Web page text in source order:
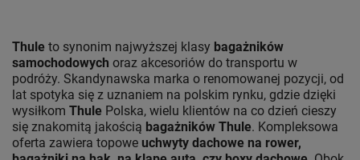
Thule to synonim najwyższej klasy bagażników
samochodowych oraz akcesoriów do transportu w
podróży. Skandynawska marka o renomowanej pozycji, od
lat spotyka się z uznaniem na polskim rynku, gdzie dzięki
wysiłkom Thule Polska, wielu klientów na co dzień cieszy
się znakomitą jakością bagażników Thule. Kompleksowa
oferta zawiera topowe uchwyty dachowe na rower,